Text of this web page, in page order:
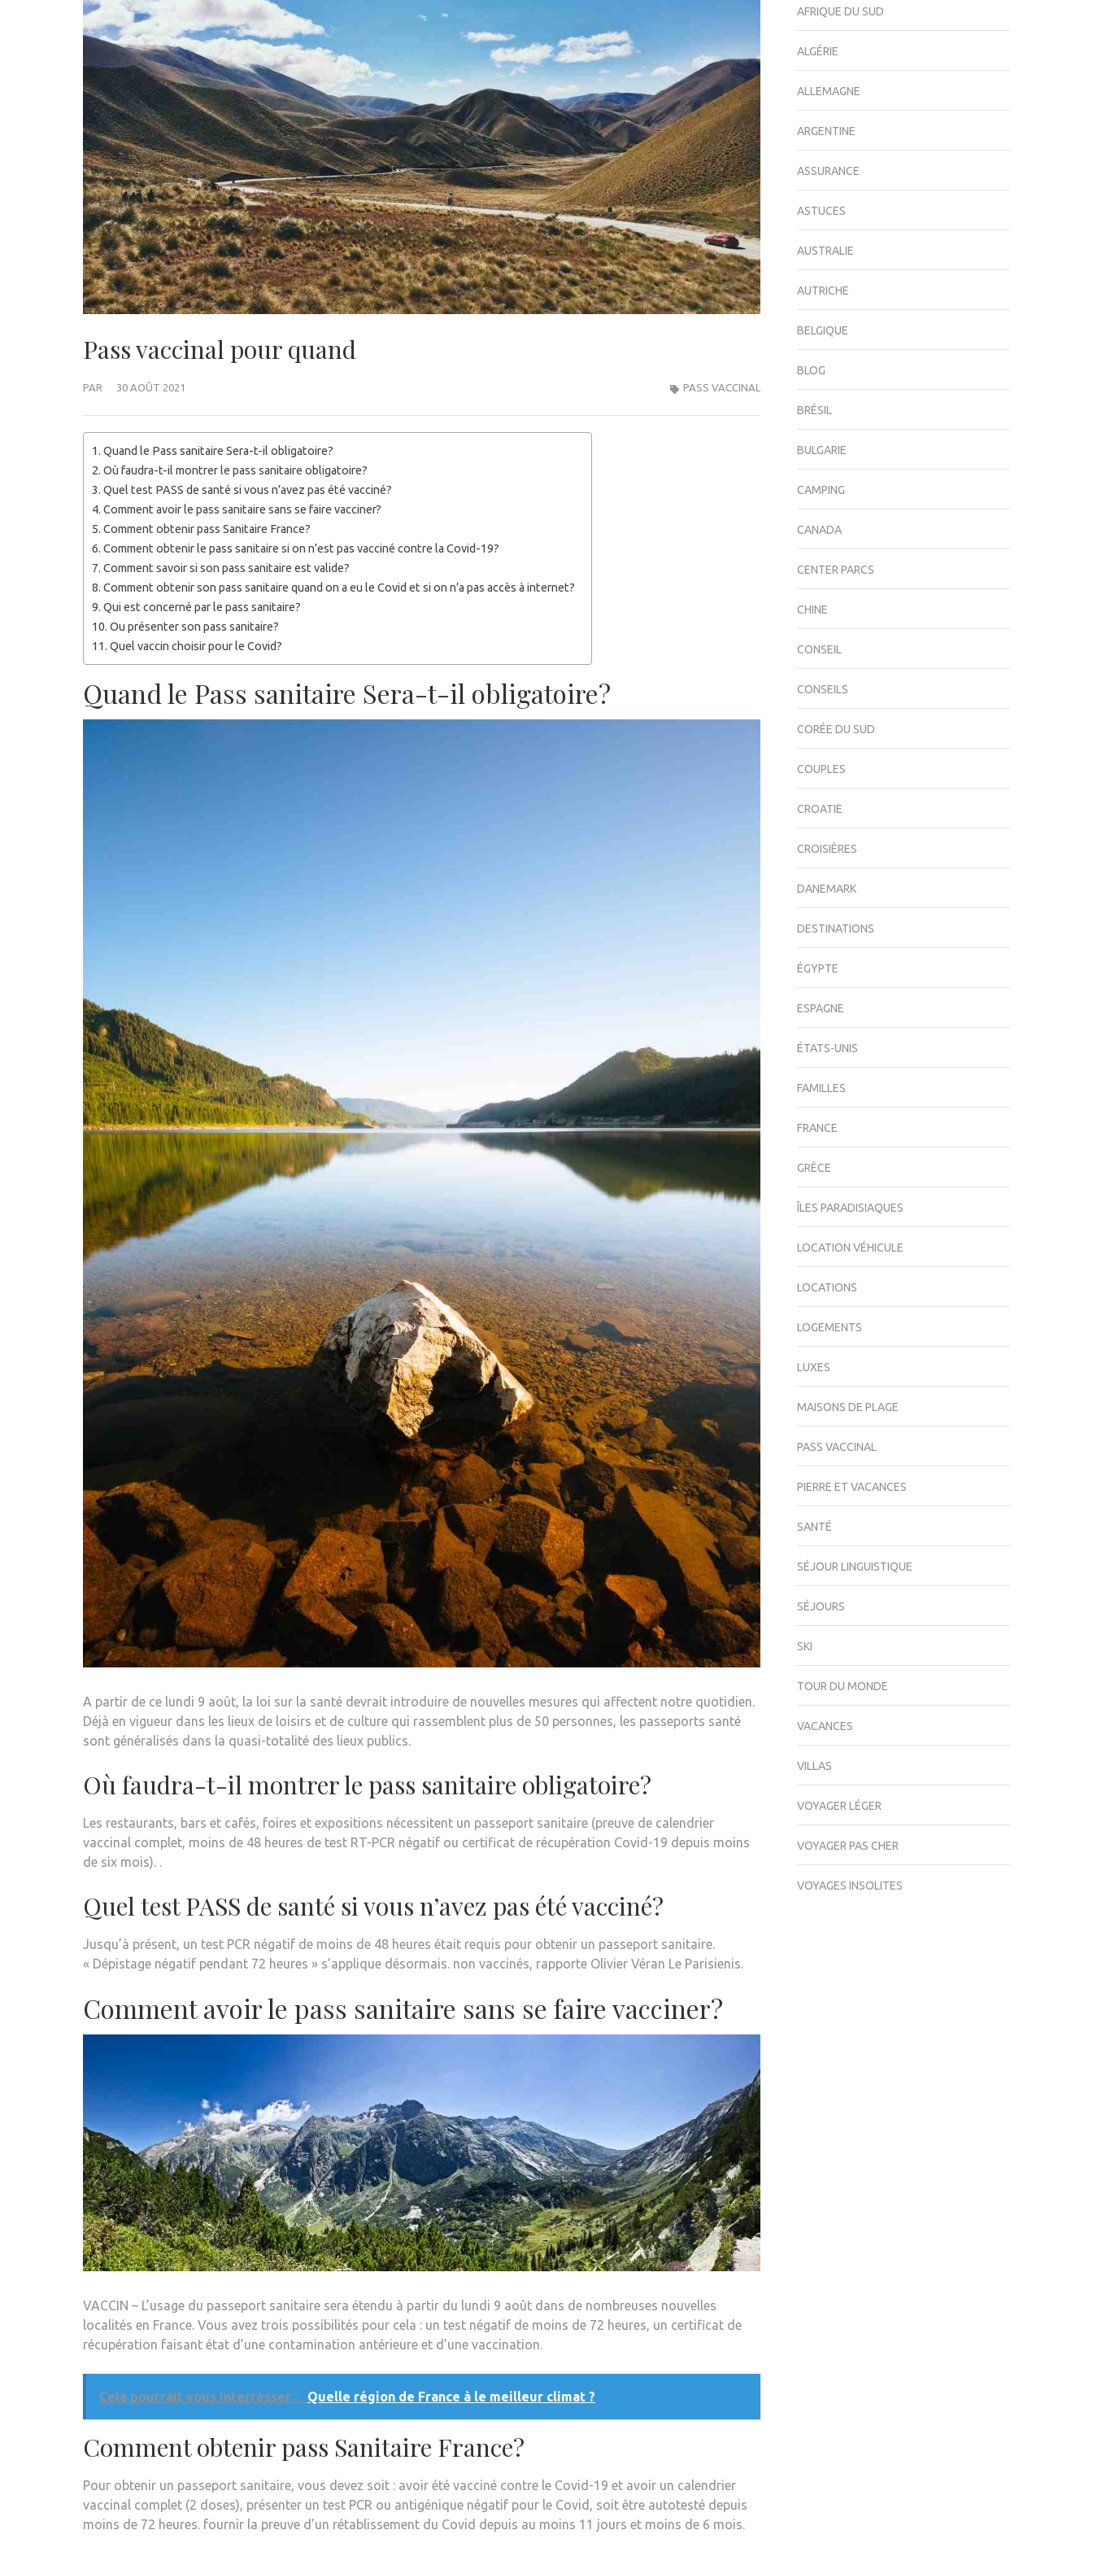
Pass vaccinal pour quand
PAR 30 AOÛT 2021 PASS VACCINAL
Quand le Pass sanitaire Sera-t-il obligatoire?
Où faudra-t-il montrer le pass sanitaire obligatoire?
Quel test PASS de santé si vous n’avez pas été vacciné?
Comment avoir le pass sanitaire sans se faire vacciner?
Comment obtenir pass Sanitaire France?
Comment obtenir le pass sanitaire si on n’est pas vacciné contre la Covid-19?
Comment savoir si son pass sanitaire est valide?
Comment obtenir son pass sanitaire quand on a eu le Covid et si on n’a pas accès à internet?
Qui est concerné par le pass sanitaire?
Ou présenter son pass sanitaire?
Quel vaccin choisir pour le Covid?
Quand le Pass sanitaire Sera-t-il obligatoire?
A partir de ce lundi 9 août, la loi sur la santé devrait introduire de nouvelles mesures qui affectent notre quotidien.
Déjà en vigueur dans les lieux de loisirs et de culture qui rassemblent plus de 50 personnes, les passeports santé
sont généralisés dans la quasi-totalité des lieux publics.
Où faudra-t-il montrer le pass sanitaire obligatoire?
Les restaurants, bars et cafés, foires et expositions nécessitent un passeport sanitaire (preuve de calendrier
vaccinal complet, moins de 48 heures de test RT-PCR négatif ou certificat de récupération Covid-19 depuis moins
de six mois). .
Quel test PASS de santé si vous n’avez pas été vacciné?
Jusqu’à présent, un test PCR négatif de moins de 48 heures était requis pour obtenir un passeport sanitaire.
« Dépistage négatif pendant 72 heures » s’applique désormais. non vaccinés, rapporte Olivier Véran Le Parisienis.
Comment avoir le pass sanitaire sans se faire vacciner?
VACCIN – L’usage du passeport sanitaire sera étendu à partir du lundi 9 août dans de nombreuses nouvelles
localités en France. Vous avez trois possibilités pour cela : un test négatif de moins de 72 heures, un certificat de
récupération faisant état d’une contamination antérieure et d’une vaccination.
Cela pourrait vous interrésser : Quelle région de France à le meilleur climat ?
Comment obtenir pass Sanitaire France?
Pour obtenir un passeport sanitaire, vous devez soit : avoir été vacciné contre le Covid-19 et avoir un calendrier
vaccinal complet (2 doses), présenter un test PCR ou antigénique négatif pour le Covid, soit être autotesté depuis
moins de 72 heures. fournir la preuve d’un rétablissement du Covid depuis au moins 11 jours et moins de 6 mois.
AFRIQUE DU SUD
ALGÉRIE
ALLEMAGNE
ARGENTINE
ASSURANCE
ASTUCES
AUSTRALIE
AUTRICHE
BELGIQUE
BLOG
BRÉSIL
BULGARIE
CAMPING
CANADA
CENTER PARCS
CHINE
CONSEIL
CONSEILS
CORÉE DU SUD
COUPLES
CROATIE
CROISIÈRES
DANEMARK
DESTINATIONS
ÉGYPTE
ESPAGNE
ÉTATS-UNIS
FAMILLES
FRANCE
GRÈCE
ÎLES PARADISIAQUES
LOCATION VÉHICULE
LOCATIONS
LOGEMENTS
LUXES
MAISONS DE PLAGE
PASS VACCINAL
PIERRE ET VACANCES
SANTÉ
SÉJOUR LINGUISTIQUE
SÉJOURS
SKI
TOUR DU MONDE
VACANCES
VILLAS
VOYAGER LÉGER
VOYAGER PAS CHER
VOYAGES INSOLITES